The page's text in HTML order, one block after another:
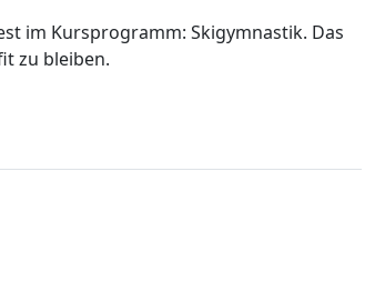
im Kursprogramm: Skigymnastik. Das
zu bleiben.